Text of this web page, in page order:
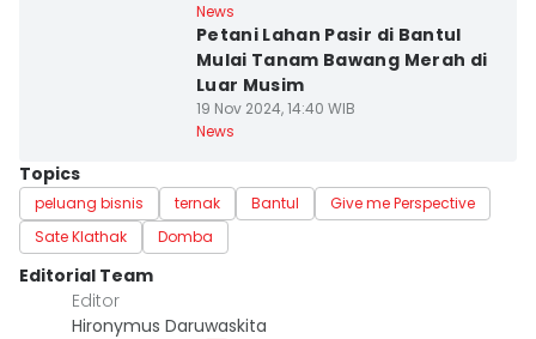
News
Petani Lahan Pasir di Bantul
Mulai Tanam Bawang Merah di
Luar Musim
19 Nov 2024, 14:40 WIB
News
Topics
peluang bisnis ternak Bantul
Give me Perspective
Sate Klathak
Domba
Editorial Team
Editor
Hironymus Daruwaskita